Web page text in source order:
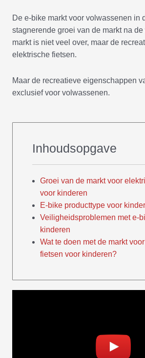
De e-bike markt voor volwassenen in
stagnerende groei van de markt na
markt is niet veel over, maar de
elektrische fietsen.
Maar de recreatieve eigenschappen
exclusief voor volwassenen.
Inhoudsopgave
Groei van de markt voor
voor kinderen
E-bike producttype voor
Veiligheidsproblemen met e-
kinderen
Wat te doen met de markt
fietsen voor kinderen?